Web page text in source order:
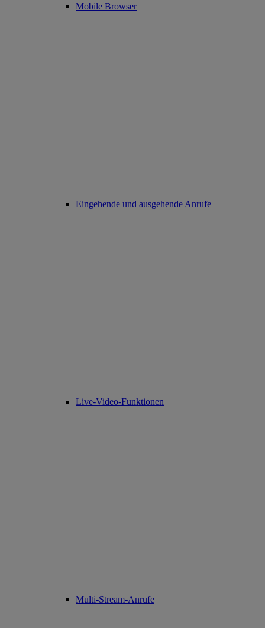
Mobile Browser
Eingehende und ausgehende Anrufe
Live-Video-Funktionen
Multi-Stream-Anrufe